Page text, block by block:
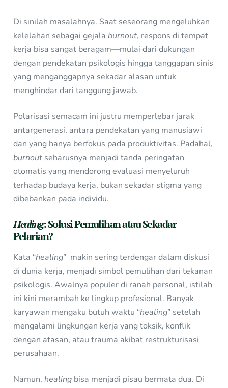
Di sinilah masalahnya. Saat seseorang mengeluhkan
kelelahan sebagai gejalaburnout, respons di tempat
kerja bisa sangat beragam—mulai dari dukungan
dengan pendekatan psikologis hingga tanggapan sinis
yang menganggapnya sekadar alasan untuk
menghindar dari tanggung jawab.
Polarisasi semacam ini justru memperlebar jarak
antargenerasi, antara pendekatan yang manusiawi
dan yang hanya berfokus pada produktivitas. Padahal,
burnout seharusnya menjadi tanda peringatan
otomatis yang mendorong evaluasi menyeluruh
terhadap budaya kerja, bukan sekadar stigma yang
dibebankan pada individu.
Healing: Solusi Pemulihan atau Sekadar
Pelarian?
Kata “healing” makin sering terdengar dalam diskusi
di dunia kerja, menjadi simbol pemulihan dari tekanan
psikologis. Awalnya populer di ranah personal, istilah
ini kini merambah ke lingkup profesional. Banyak
karyawan mengaku butuh waktu “healing” setelah
mengalami lingkungan kerja yang toksik, konflik
dengan atasan, atau trauma akibat restrukturisasi
perusahaan.
Namun,healing bisa menjadi pisau bermata dua. Di